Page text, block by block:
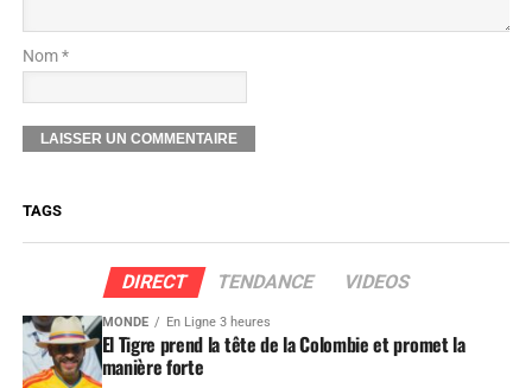
Nom *
TAGS
DIRECT TENDANCE VIDEOS
MONDE En Ligne 3 heures
El Tigre prend la tête de la Colombie et promet la
manière forte